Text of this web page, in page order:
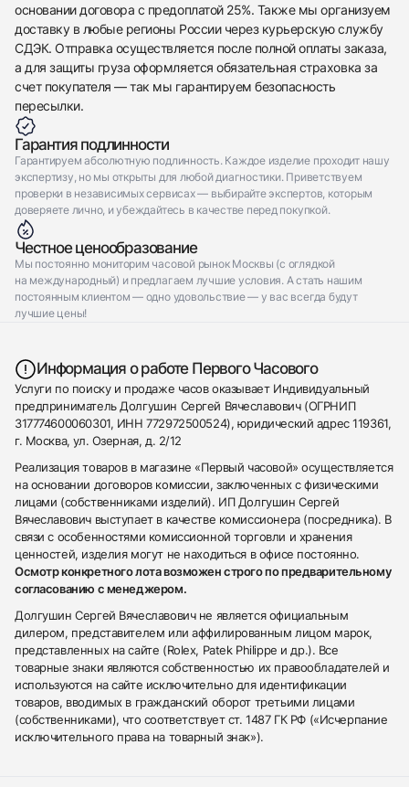
основании договора с предоплатой 25%. Также мы организуем
доставку в любые регионы России через курьерскую службу
СДЭК. Отправка осуществляется после полной оплаты заказа,
а для защиты груза оформляется обязательная страховка за
счет покупателя — так мы гарантируем безопасность
пересылки.
Гарантия подлинности
Гарантируем абсолютную подлинность. Каждое изделие проходит нашу
экспертизу, но мы открыты для любой диагностики. Приветствуем
проверки в независимых сервисах — выбирайте экспертов, которым
доверяете лично, и убеждайтесь в качестве перед покупкой.
Честное ценообразование
Мы постоянно мониторим часовой рынок Москвы (с оглядкой
на международный) и предлагаем лучшие условия. А стать нашим
постоянным клиентом — одно удовольствие — у вас всегда будут
лучшие цены!
Информация о работе Первого Часового
Услуги по поиску и продаже часов оказывает Индивидуальный
предприниматель Долгушин Сергей Вячеславович (ОГРНИП
317774600060301, ИНН 772972500524), юридический адрес 119361,
г. Москва, ул. Озерная, д. 2/12
Реализация товаров в магазине «Первый часовой» осуществляется
на основании договоров комиссии, заключенных с физическими
лицами (собственниками изделий). ИП Долгушин Сергей
Вячеславович выступает в качестве комиссионера (посредника). В
связи с особенностями комиссионной торговли и хранения
ценностей, изделия могут не находиться в офисе постоянно.
Осмотр конкретного лота возможен строго по предварительному
согласованию с менеджером.
Долгушин Сергей Вячеславович не является официальным
дилером, представителем или аффилированным лицом марок,
представленных на сайте (Rolex, Patek Philippe и др.). Все
товарные знаки являются собственностью их правообладателей и
используются на сайте исключительно для идентификации
товаров, вводимых в гражданский оборот третьими лицами
(собственниками), что соответствует ст. 1487 ГК РФ («Исчерпание
исключительного права на товарный знак»).